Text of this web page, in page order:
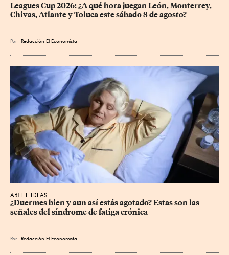
Leagues Cup 2026: ¿A qué hora juegan León, Monterrey,
Chivas, Atlante y Toluca este sábado 8 de agosto?
Por Redacción El Economista
ARTE E IDEAS
¿Duermes bien y aun así estás agotado? Estas son las
señales del síndrome de fatiga crónica
Por Redacción El Economista